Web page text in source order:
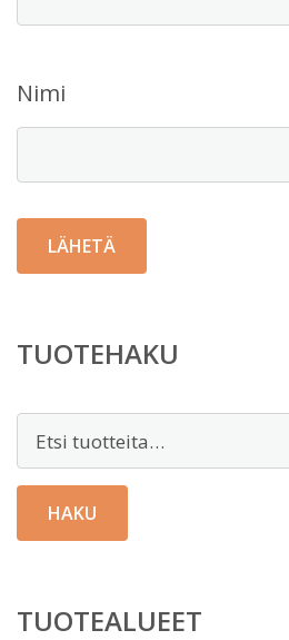
Nimi
TUOTEHAKU
HAKU
TUOTEALUEET